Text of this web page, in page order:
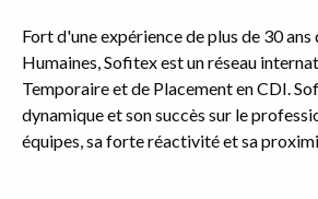
Fort d'une expérience de plus de 30 ans
Humaines, Sofitex est un réseau
Temporaire et de Placement en CDI.
dynamique et son succès sur le
équipes, sa forte réactivité et sa